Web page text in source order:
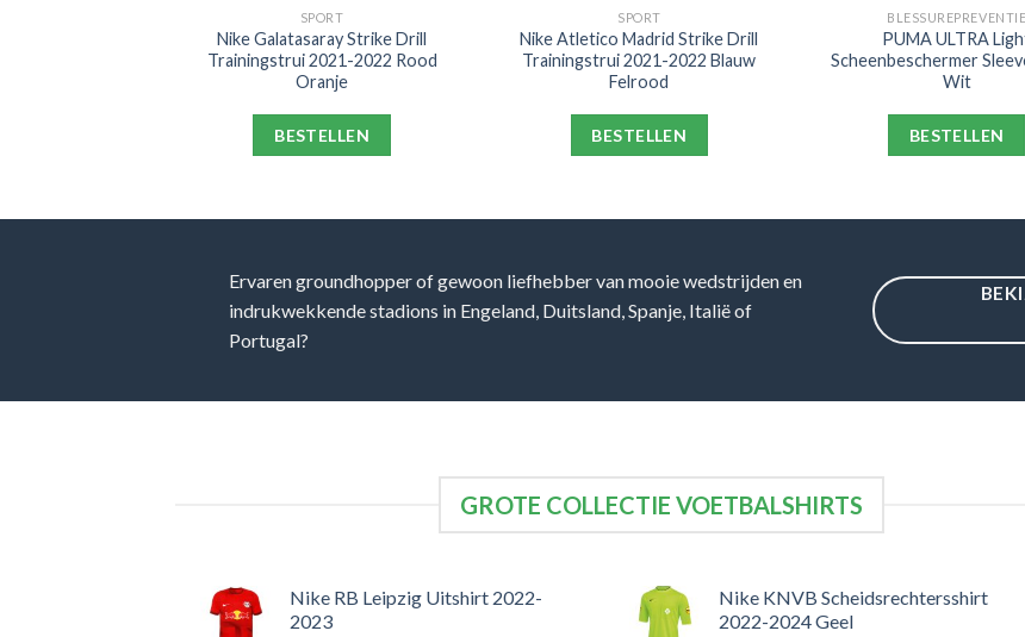
SPORT
Nike Galatasaray Strike Drill
Trainingstrui 2021-2022 Rood
Oranje
BESTELLEN
SPORT
Nike Atletico Madrid Strike Drill
Trainingstrui 2021-2022 Blauw
Felrood
BESTELLEN
BLESSUREPREVENTIE
PUMA ULTRA
Scheenbeschermer
Wit
BESTELLEN
Ervaren groundhopper of gewoon liefhebber van mooie wedstrijden en
indrukwekkende stadions in Engeland, Duitsland, Spanje, Italië of
Portugal?
GROTE COLLECTIE VOETBALSHIRTS
Nike RB Leipzig Uitshirt 2022-
2023
Nike KNVB Scheidsrechtersshirt
2022-2024 Geel